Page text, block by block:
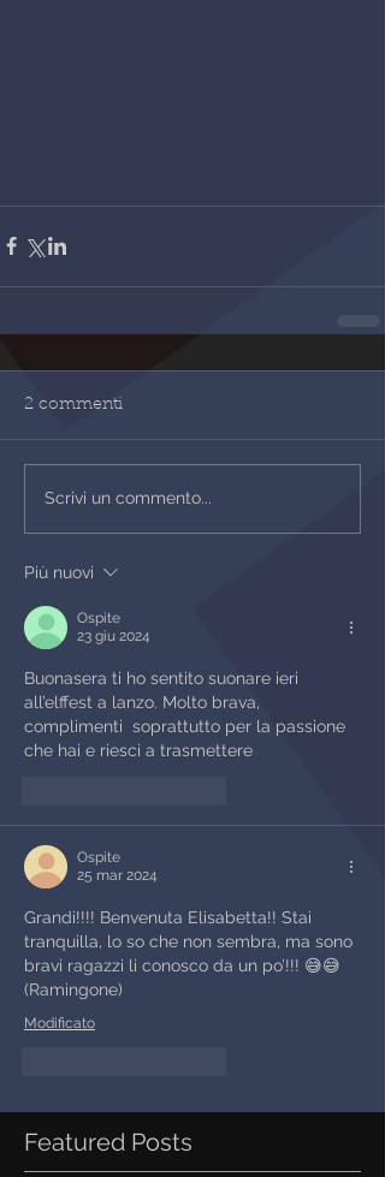
2 commenti
Scrivi un commento...
Più nuovi
Ospite
23 giu 2024
Buonasera ti ho sentito suonare ieri
all’elffest a lanzo. Molto brava,
complimenti  soprattutto per la passione
che hai e riesci a trasmettere
Ospite
25 mar 2024
Grandi!!!! Benvenuta Elisabetta!! Stai
tranquilla, lo so che non sembra, ma sono
bravi ragazzi li conosco da un po’!!! 😅😅
(Ramingone)
Modificato
Featured Posts